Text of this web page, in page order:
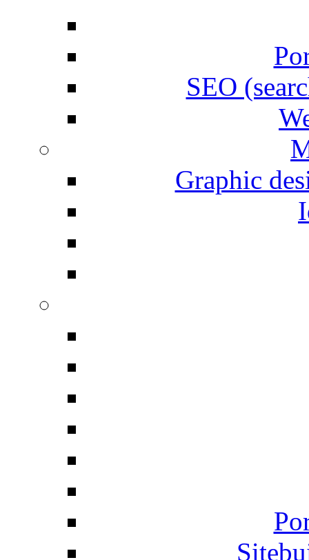
SEO
Graphic